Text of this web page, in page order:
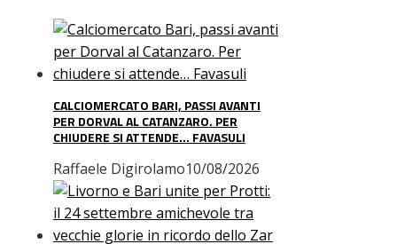
CALCIOMERCATO BARI, PASSI AVANTI
PER DORVAL AL CATANZARO. PER
CHIUDERE SI ATTENDE… FAVASULI
Raffaele Digirolamo10/08/2026